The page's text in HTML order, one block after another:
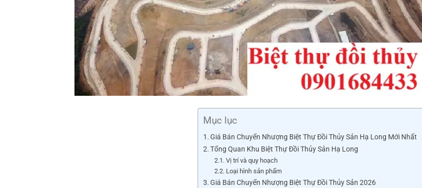
Mục lục
Giá Bán Chuyển Nhượng Biệt Thự Đồi Thủy Sản Hạ Long Mới Nhất
Tổng Quan Khu Biệt Thự Đồi Thủy Sản Hạ Long
Vị trí và quy hoạch
Loại hình sản phẩm
Giá Bán Chuyển Nhượng Biệt Thự Đồi Thủy Sản 2026